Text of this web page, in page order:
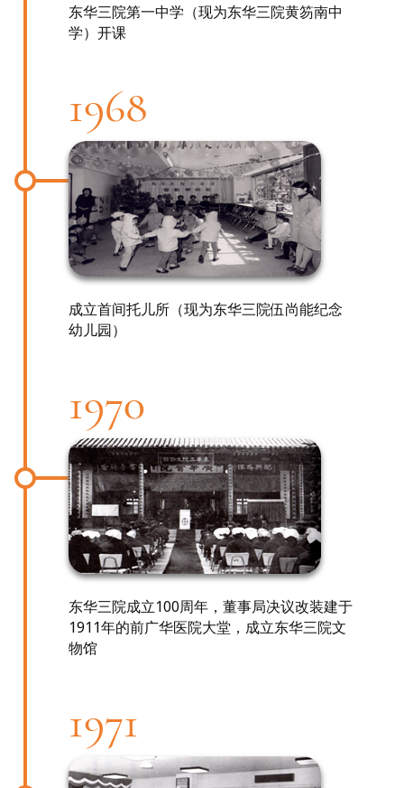
东华三院第一中学（现为东华三院黄笏南中
学）开课
1968
成立首间托儿所（现为东华三院伍尚能纪念
幼儿园）
1970
东华三院成立100周年，董事局决议改装建于
1911年的前广华医院大堂，成立东华三院文
物馆
1971